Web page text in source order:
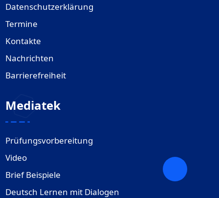
Datenschutzerklärung
Termine
Kontakte
Nachrichten
Barrierefreiheit
Mediatek
Prüfungsvorbereitung
Video
Brief Beispiele
Deutsch Lernen mit Dialogen